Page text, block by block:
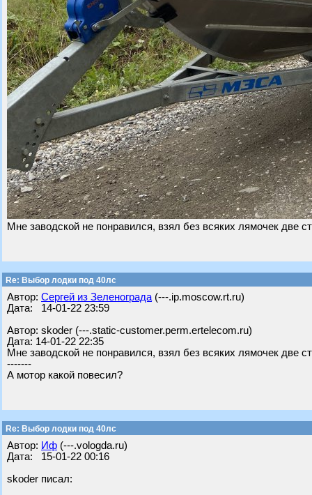
Мне заводской не понравился, взял без всяких лямочек две
Re: Выбор лодки под 40лс
Автор: Сергей из Зеленограда (---.ip.moscow.rt.ru)
Дата: 14-01-22 23:59
Автор: skoder (---.static-customer.perm.ertelecom.ru)
Дата: 14-01-22 22:35
Мне заводской не понравился, взял без всяких лямочек две
-------
А мотор какой повесил?
Re: Выбор лодки под 40лс
Автор: Иф (---.vologda.ru)
Дата: 15-01-22 00:16
skoder писал: